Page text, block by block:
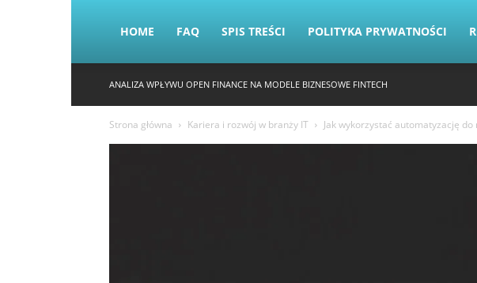
HOME FAQ SPIS TREŚCI POLITYKA PRYWATNOŚCI
ANALIZA WPŁYWU OPEN FINANCE NA MODELE BIZNESOWE FINTECH
Strona główna Kariera i rozwój w branży IT Jak wykorzystać automatyzację